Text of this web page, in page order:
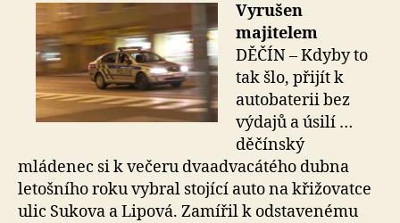
Vyrušen
majitelem
DĚČÍN – Kdyby to
tak šlo, přijít k
autobaterii bez
výdajů a úsilí …
děčínský
mládenec si k večeru dvaadvacátého dubna
letošního roku vybral stojící auto na křižovatce
ulic Sukova a Lipová. Zamířil k odstavenému